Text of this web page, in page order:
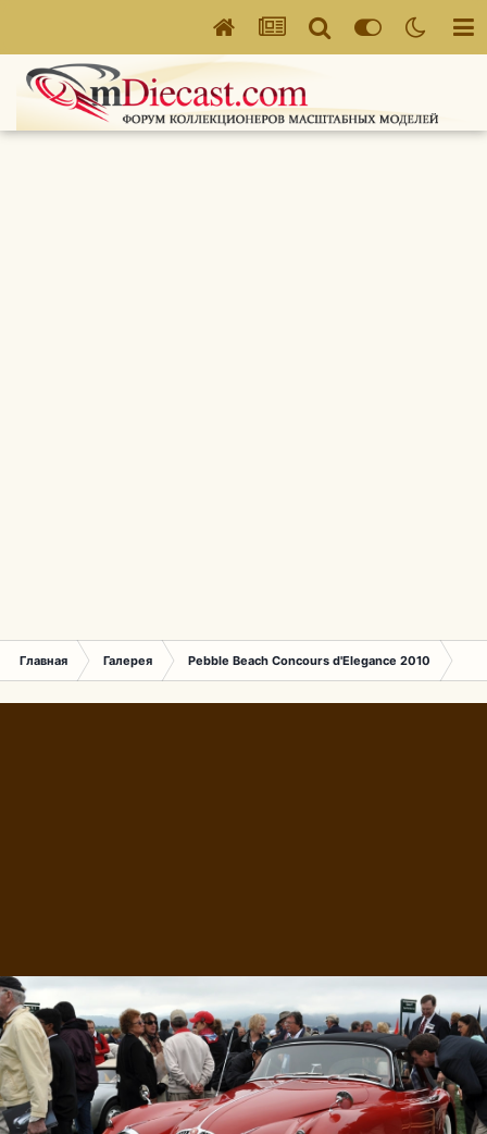
Главная Галерея Pebble Beach Concours d'Elegance 2010